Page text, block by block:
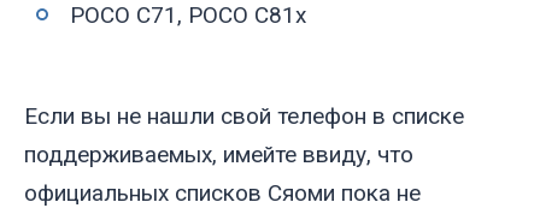
POCO C71, POCO C81x
Если вы не нашли свой телефон в списке
поддерживаемых, имейте ввиду, что
официальных списков Сяоми пока не